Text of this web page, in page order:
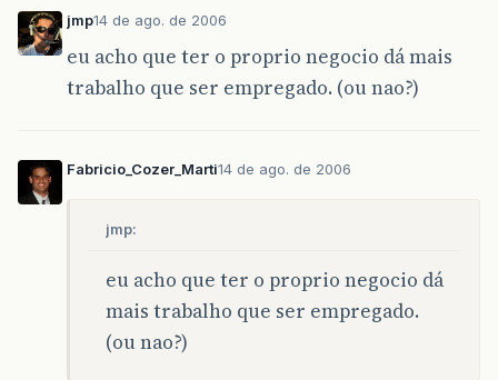
jmp14 de ago. de 2006
eu acho que ter o proprio negocio dá mais
trabalho que ser empregado. (ou nao?)
Fabricio_Cozer_Marti14 de ago. de 2006
jmp:
eu acho que ter o proprio negocio dá
mais trabalho que ser empregado.
(ou nao?)